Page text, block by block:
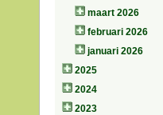
maart 2026
februari 2026
januari 2026
2025
2024
2023